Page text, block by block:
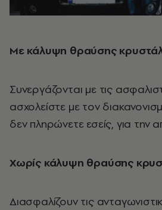
Με κάλυψη θραύσης
Συνεργάζονται με τις
ασχολείστε με τον
δεν πληρώνετε εσείς, για την
Χωρίς κάλυψη θραύσης
Διασφαλίζουν τις